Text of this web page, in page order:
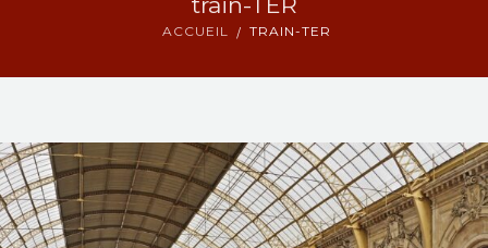
NOS ACTIONS
CONTACT
ACCUEIL TRAIN-TER